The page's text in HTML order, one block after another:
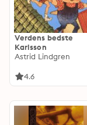
Verdens bedste
Karlsson
Astrid Lindgren
4.6